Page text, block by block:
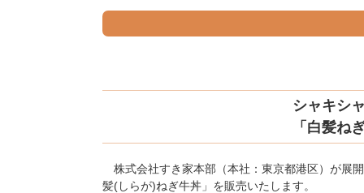
シャキシ
「白髪ね
株式会社すき家本部（本社：東京都港区）が展
髪(しらが)ねぎ牛丼」を販売いたします。